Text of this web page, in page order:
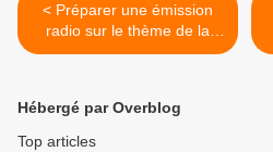
< Préparer une émission
radio sur le thème de la
laïcité
Hébergé par Overblog
Top articles